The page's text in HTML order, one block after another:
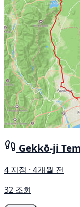
Gekkō-ji
4 지점 · 4개월 전
32 조회